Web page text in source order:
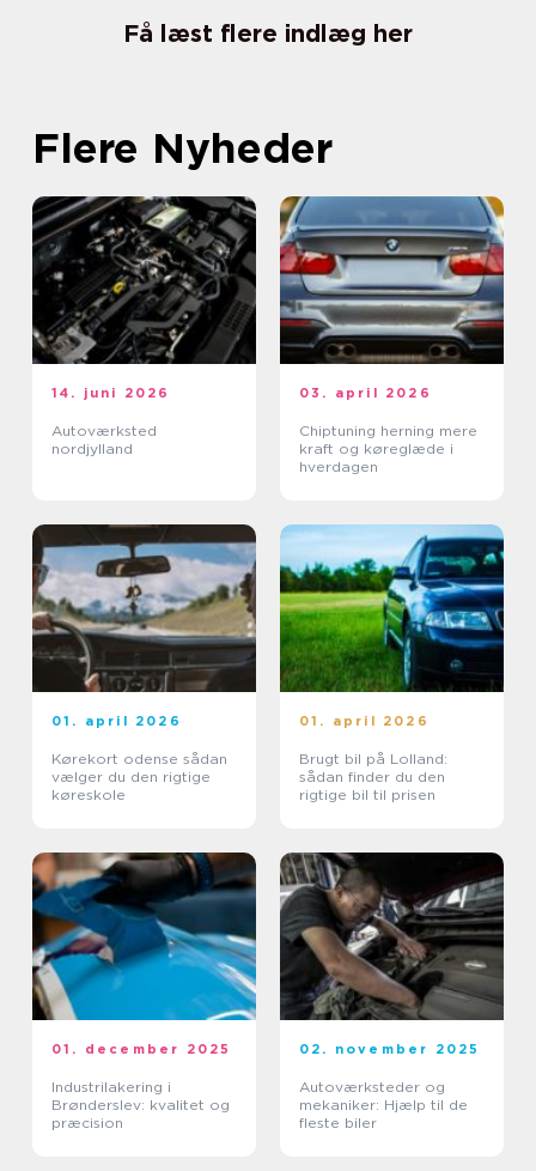
Få læst flere indlæg her
Flere Nyheder
14. juni 2026
Autoværksted
nordjylland
03. april 2026
Chiptuning herning mere
kraft og køreglæde i
hverdagen
01. april 2026
Kørekort odense sådan
vælger du den rigtige
køreskole
01. april 2026
Brugt bil på Lolland:
sådan finder du den
rigtige bil til prisen
01. december 2025
Industrilakering i
Brønderslev: kvalitet og
præcision
02. november 2025
Autoværksteder og
mekaniker: Hjælp til de
fleste biler